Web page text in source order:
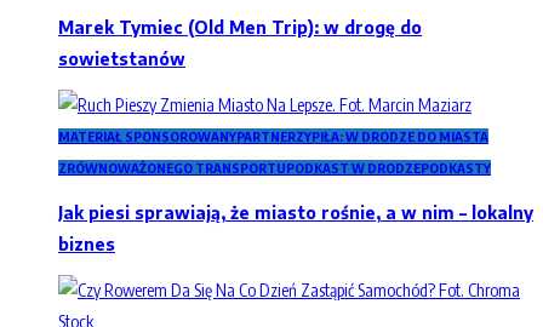
Marek Tymiec (Old Men Trip): w drogę do
sowietstanów
MATERIAŁ SPONSOROWANYPARTNERZYPIŁA: W DRODZE DO MIASTA
ZRÓWNOWAŻONEGO TRANSPORTUPODKAST W DRODZEPODKASTY
Jak piesi sprawiają, że miasto rośnie, a w nim – lokalny
biznes